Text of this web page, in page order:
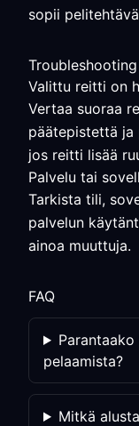
sopii
Troubleshooting
Valittu reitti on
Vertaa suoraa
päätepistettä
jos reitti lisää
Palvelu tai
Tarkista tili,
palvelun
ainoa muuttuja.
FAQ
pelaamista?
Mitkä